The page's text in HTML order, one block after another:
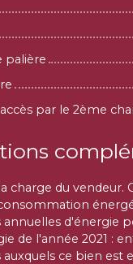
palière
par le 2ème
charge du vendeur.
annuelles d'énergie
de l'année 2021 :
auxquels ce bien